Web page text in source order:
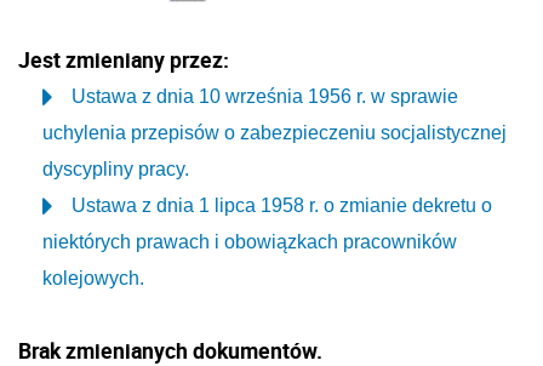
Jest zmieniany przez:
Ustawa z dnia 10 września 1956 r. w sprawie
uchylenia przepisów o zabezpieczeniu socjalistycznej
dyscypliny pracy.
Ustawa z dnia 1 lipca 1958 r. o zmianie dekretu o
niektórych prawach i obowiązkach pracowników
kolejowych.
Brak zmienianych dokumentów.